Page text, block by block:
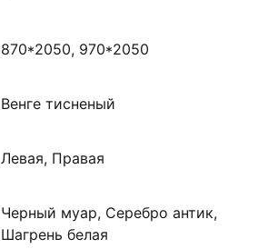
870*2050, 970*2050
Венге тисненый
Левая, Правая
Черный муар, Серебро антик,
Шагрень белая